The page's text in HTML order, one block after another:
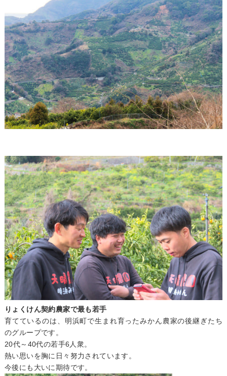
りょくけん契約農家で最も若手
育てているのは、明浜町で生まれ育ったみかん農家の後継ぎたち
のグループです。
20代～40代の若手6人衆。
熱い思いを胸に日々努力されています。
今後にも大いに期待です。